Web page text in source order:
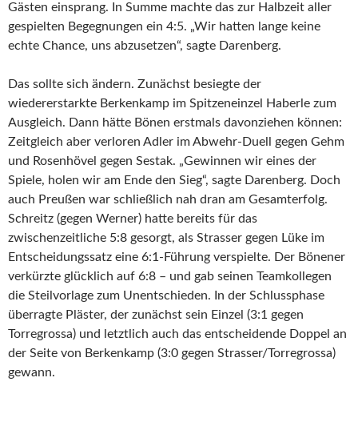
Gästen einsprang. In Summe machte das zur Halbzeit aller
gespielten Begegnungen ein 4:5. „Wir hatten lange keine
echte Chance, uns abzusetzen“, sagte Darenberg.
Das sollte sich ändern. Zunächst besiegte der
wiedererstarkte Berkenkamp im Spitzeneinzel Haberle zum
Ausgleich. Dann hätte Bönen erstmals davonziehen können:
Zeitgleich aber verloren Adler im Abwehr-Duell gegen Gehm
und Rosenhövel gegen Sestak. „Gewinnen wir eines der
Spiele, holen wir am Ende den Sieg“, sagte Darenberg. Doch
auch Preußen war schließlich nah dran am Gesamterfolg.
Schreitz (gegen Werner) hatte bereits für das
zwischenzeitliche 5:8 gesorgt, als Strasser gegen Lüke im
Entscheidungssatz eine 6:1-Führung verspielte. Der Bönener
verkürzte glücklich auf 6:8 – und gab seinen Teamkollegen
die Steilvorlage zum Unentschieden. In der Schlussphase
überragte Pläster, der zunächst sein Einzel (3:1 gegen
Torregrossa) und letztlich auch das entscheidende Doppel an
der Seite von Berkenkamp (3:0 gegen Strasser/Torregrossa)
gewann.